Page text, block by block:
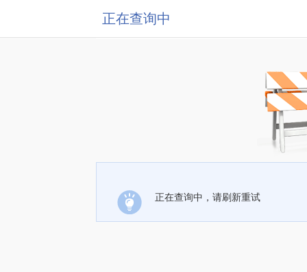
正在查询中
正在查询中，请刷新重试